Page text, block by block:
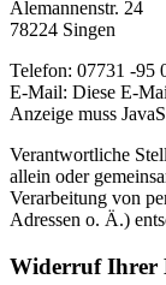
Alemannenstr. 24
78224 Singen
Telefon: 07731 -95
E-Mail: Diese E-
Anzeige muss
Verantwortliche
allein oder
Verarbeitung von
Adressen o. Ä.)
Widerruf Ihrer